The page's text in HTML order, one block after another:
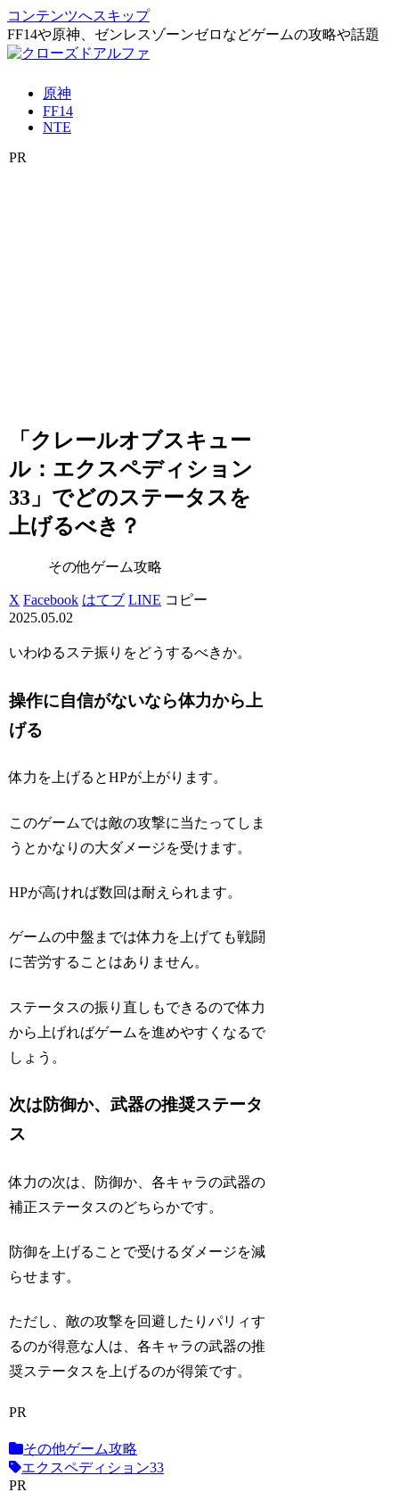
コンテンツへスキップ
FF14や原神、ゼンレスゾーンゼロなどゲームの攻略や話題
原神
FF14
NTE
PR
「クレールオブスキュー
ル：エクスペディション
33」でどのステータスを
上げるべき？
その他ゲーム攻略
X Facebook はてブ LINE コピー
2025.05.02
いわゆるステ振りをどうするべきか。
操作に自信がないなら体力から上
げる
体力を上げるとHPが上がります。
このゲームでは敵の攻撃に当たってしま
うとかなりの大ダメージを受けます。
HPが高ければ数回は耐えられます。
ゲームの中盤までは体力を上げても戦闘
に苦労することはありません。
ステータスの振り直しもできるので体力
から上げればゲームを進めやすくなるで
しょう。
次は防御か、武器の推奨ステータ
ス
体力の次は、防御か、各キャラの武器の
補正ステータスのどちらかです。
防御を上げることで受けるダメージを減
らせます。
ただし、敵の攻撃を回避したりパリィす
るのが得意な人は、各キャラの武器の推
奨ステータスを上げるのが得策です。
PR
その他ゲーム攻略
エクスペディション33
PR